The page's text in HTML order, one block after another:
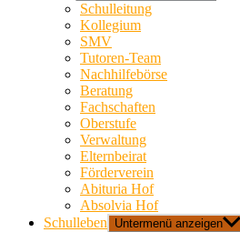
Schulleitung
Kollegium
SMV
Tutoren-Team
Nachhilfebörse
Beratung
Fachschaften
Oberstufe
Verwaltung
Elternbeirat
Förderverein
Abituria Hof
Absolvia Hof
Schulleben
Untermenü anzeigen